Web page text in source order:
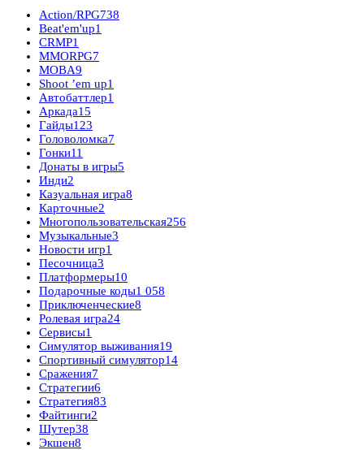
Action/RPG738
Beat'em'up1
CRMP1
MMORPG7
MOBA9
Shoot ’em up1
Автобаттлер1
Аркада15
Гайды123
Головоломка7
Гонки11
Донаты в игры5
Инди2
Казуальная игра8
Карточные2
Многопользовательская256
Музыкальные3
Новости игр1
Песочница3
Платформеры10
Подарочные коды1 058
Приключенческие8
Ролевая игра24
Сервисы1
Симулятор выживания19
Спортивный симулятор14
Сражения7
Стратегии6
Стратегия83
Файтинги2
Шутер38
Экшен8